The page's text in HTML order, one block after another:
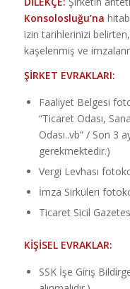
Konsolosluğu’na
izin tarihlerinizi
kaşelenmiş ve
ŞİRKET EVRAKLARI:
Faaliyet Belgesi
“Ticaret Odası,
Odası..vb” / Son 3
gerekmektedir.)
Vergi Levhası
İmza Sirküleri
Ticaret Sicil
KİŞİSEL EVRAKLAR:
SSK İşe Giriş